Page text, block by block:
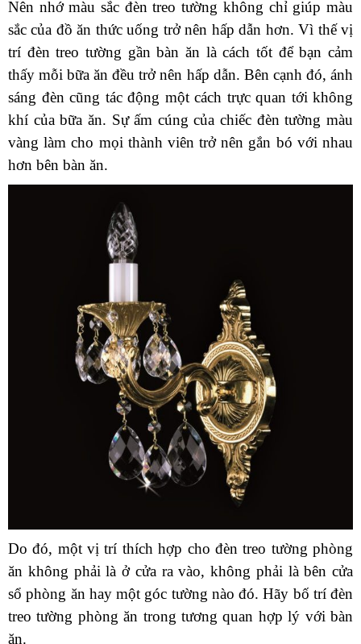
Nên nhớ màu sắc đèn treo tường không chỉ giúp màu
sắc của đồ ăn thức uống trở nên hấp dẫn hơn. Vì thế vị
trí đèn treo tường gần bàn ăn là cách tốt để bạn cảm
thấy mỗi bữa ăn đều trở nên hấp dẫn. Bên cạnh đó, ánh
sáng đèn cũng tác động một cách trực quan tới không
khí của bữa ăn. Sự ấm cúng của chiếc đèn tường màu
vàng làm cho mọi thành viên trở nên gắn bó với nhau
hơn bên bàn ăn.
Do đó, một vị trí thích hợp cho đèn treo tường phòng
ăn không phải là ở cửa ra vào, không phải là bên cửa
sổ phòng ăn hay một góc tường nào đó. Hãy bố trí đèn
treo tường phòng ăn trong tương quan hợp lý với bàn
ăn.